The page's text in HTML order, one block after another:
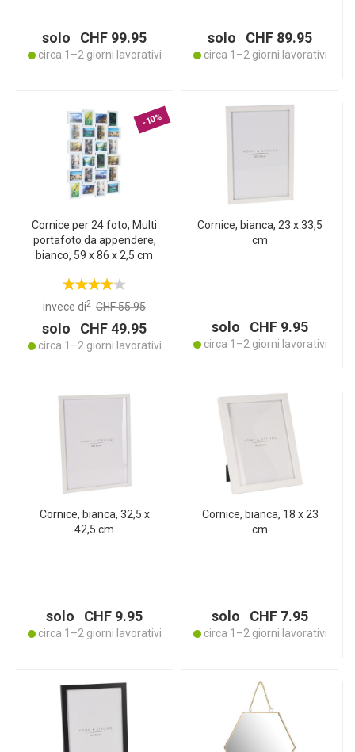
solo CHF 99.95
circa 1–2 giorni lavorativi
solo CHF 89.95
circa 1–2 giorni lavorativi
-10%
Cornice per 24 foto, Multi
portafoto da appendere,
bianco, 59 x 86 x 2,5 cm
invece di2 CHF 55.95
solo CHF 49.95
circa 1–2 giorni lavorativi
Cornice, bianca, 23 x 33,5
cm
solo CHF 9.95
circa 1–2 giorni lavorativi
Cornice, bianca, 32,5 x
42,5 cm
solo CHF 9.95
circa 1–2 giorni lavorativi
Cornice, bianca, 18 x 23
cm
solo CHF 7.95
circa 1–2 giorni lavorativi